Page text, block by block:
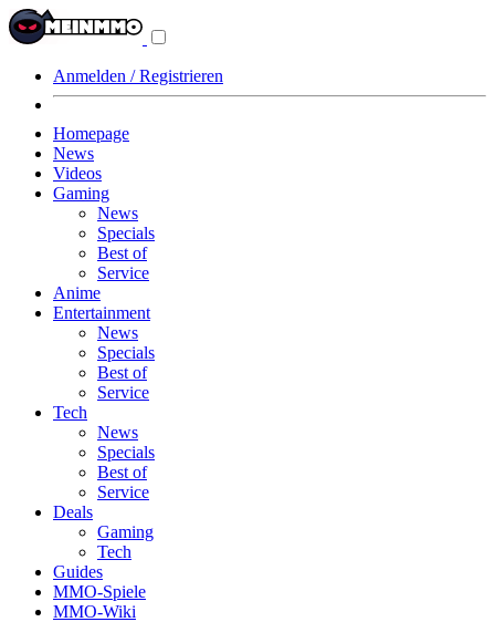
Anmelden / Registrieren
Homepage
News
Videos
Gaming
News
Specials
Best of
Service
Anime
Entertainment
News
Specials
Best of
Service
Tech
News
Specials
Best of
Service
Deals
Gaming
Tech
Guides
MMO-Spiele
MMO-Wiki